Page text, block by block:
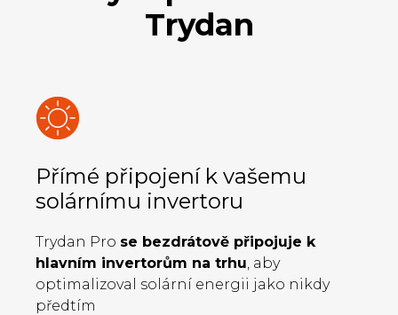
Trydan
Přímé připojení k vašemu
solárnímu invertoru
Trydan Pro se bezdrátově připojuje k
hlavním invertorům na trhu, aby
optimalizoval solární energii jako nikdy
předtím